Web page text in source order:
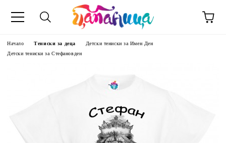
Начало Тениски за деца
Детски тениски за Имен Ден
Детски тениски за Стефановден